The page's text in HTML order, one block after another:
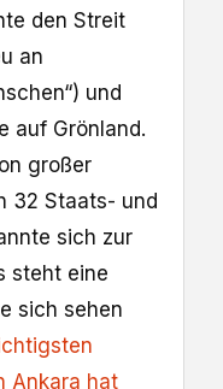
den Streit
an
und
auf Grönland.
großer
32 Staats- und
sich zur
steht eine
sich sehen
Ankara hat